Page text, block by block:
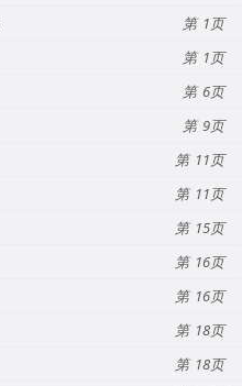
1
1
6
9
11
11
15
16
16
18
18